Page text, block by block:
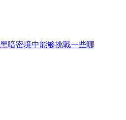
喑密境中能够挑戰一些哪